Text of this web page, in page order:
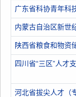
广东省科协青年科
内蒙古自治区新世
陕西省粮食和物资
四川省“三区”人才
河北省拔尖人才（